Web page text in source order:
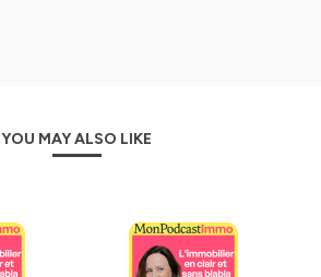
YOU MAY ALSO LIKE